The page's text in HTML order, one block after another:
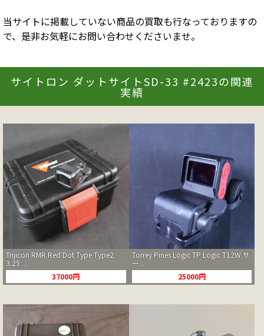
当サイトに掲載していない商品の買取も行なっておりますの
で、是非お気軽にお問い合わせくださいませ。
サイトロン ダットサイトSD-33 #2423の関連
実績
Trijicon RMR Red Dot Type Type2
3.25 ...
37000円
Torrey Pines Logic TP Logic T12W サ
ー...
25000円